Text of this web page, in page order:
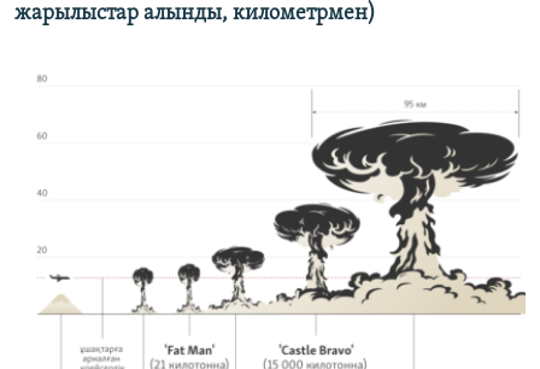
жарылыстар алынды, километрмен)